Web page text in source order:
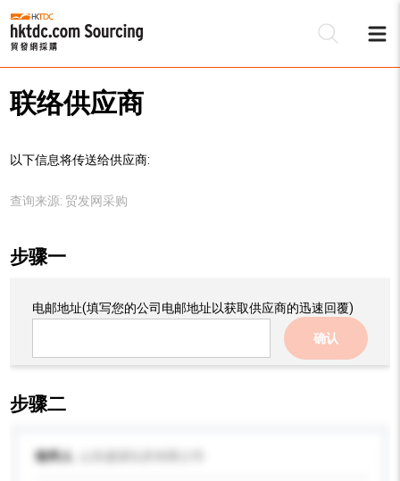
联络供应商
以下信息将传送给供应商:
查询来源: 贸发网采购
步骤一
电邮地址(填写您的公司电邮地址以获取供应商的迅速回覆)
确认
步骤二
收件人